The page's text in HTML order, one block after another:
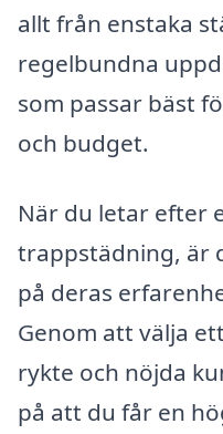
allt från enstaka
regelbundna
som passar bäst
och budget.
När du letar efter
trappstädning, är
på deras
Genom att välja
rykte och nöjda
på att du får en